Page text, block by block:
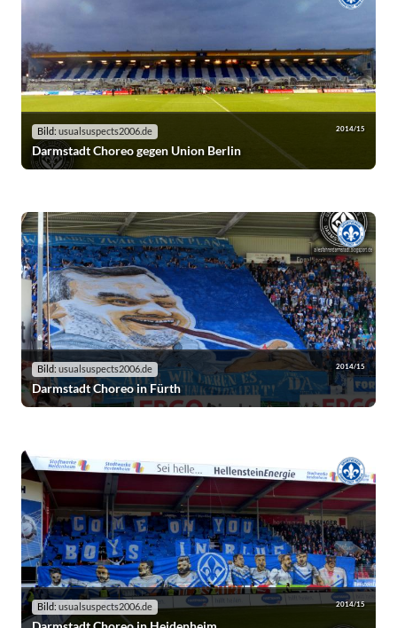
Bild: usualsuspects2006.de 2014/15
Darmstadt Choreo gegen Union Berlin
Bild: usualsuspects2006.de 2014/15
Darmstadt Choreo in Fürth
Bild: usualsuspects2006.de 2014/15